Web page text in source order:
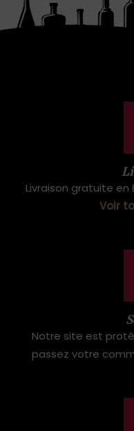
Livraison gratuite
Voir
Notre site est
passez votre